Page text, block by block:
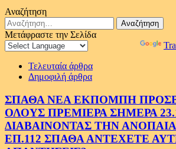
Αναζήτηση
Αναζήτηση
για:
Μετάφραστε την Σελίδα
Τελευταία άρθρα
Δημοφιλή άρθρα
ΣΠΑΘΑ ΝΕΑ ΕΚΠΟΜΠΗ
ΟΛΟΥΣ ΠΡΕΜΙΕΡΑ ΣΗΜΕΡΑ
ΔΙΑΒΑΙΝΟΝΤΑΣ ΤΗΝ ΑΝΟΠΑΙΑ
ΕΠ.112 ΣΠΑΘΑ ΑΝΤΕΧΕΤΕ